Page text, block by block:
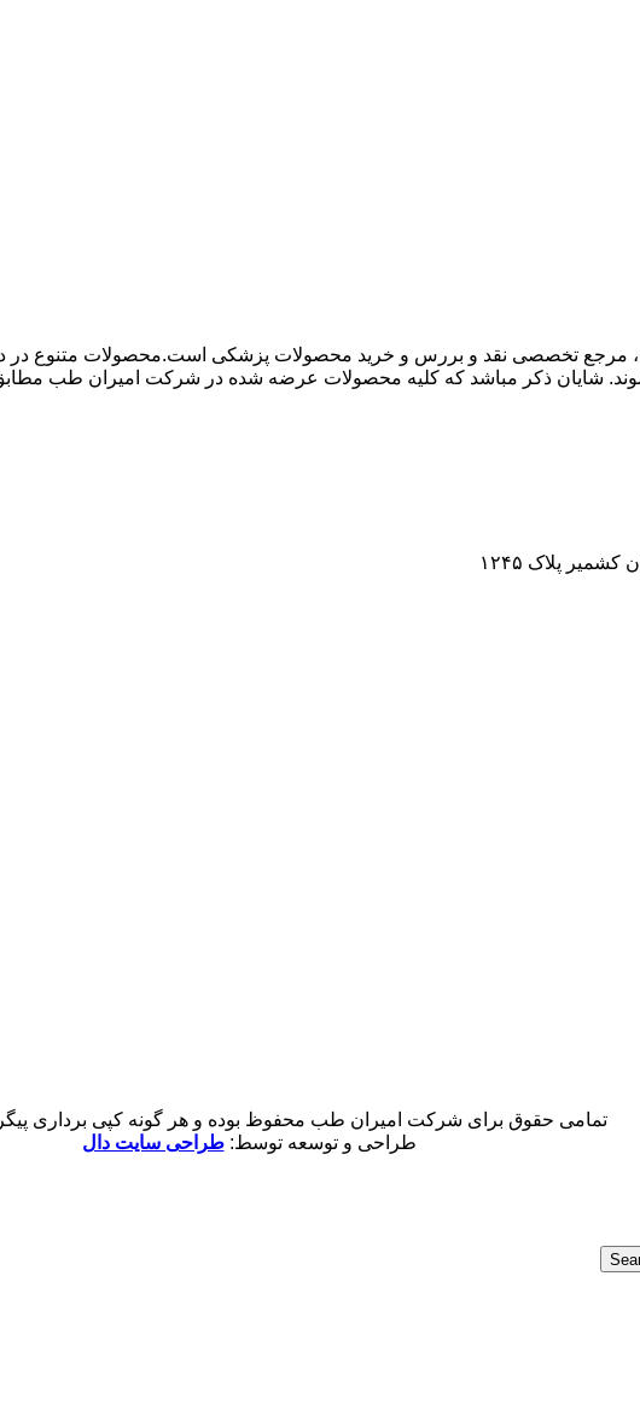
، مرجع تخصصی نقد و بررس و خرید محصولات پزشکی است.محصولات متنوع در
شایان ذکر مباشد که کلیه محصولات عرضه شده در شرکت امیران طب مطابق
پلاک ۱۲۴۵
تمامی حقوق برای شرکت امیران طب محفوظ بوده و هر گونه کپی برداری
طراحی و توسعه توسط:طراحی سایت دال